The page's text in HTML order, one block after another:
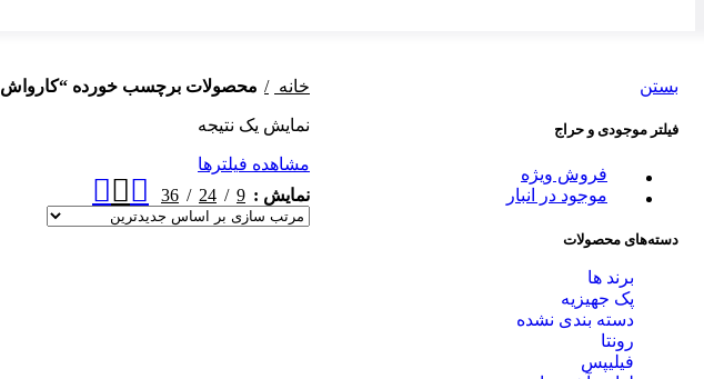
بستن
فیلتر موجودی و حراج
فروش ویژه
موجود در انبار
دسته‌های محصولات
برند ها
پک جهیزیه
دسته بندی نشده
رونتا
فیلیپس
خانه محصولات برچسب خورده “کارواش 130 بار نیولند”
نمایش یک نتیجه
مشاهده فیلترها
نمایش
9
24
36